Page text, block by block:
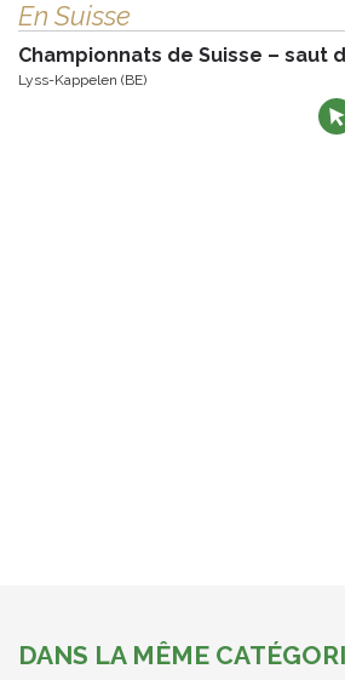
En Suisse
Championnats de Suisse – saut
Lyss-Kappelen (BE)
DANS LA MÊME